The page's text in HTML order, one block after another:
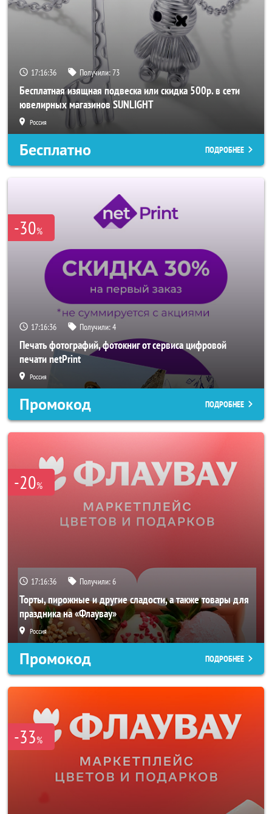
17:16:34 Получили:73
Бесплатная изящная подвеска или скидка 500р. в сети
ювелирных магазинов SUNLIGHT
Россия
Бесплатно ПОДРОБНЕЕ
-30%
17:16:34 Получили:4
Печать фотографий, фотокниг от сервиса цифровой
печати netPrint
Россия
Промокод ПОДРОБНЕЕ
-20%
17:16:34 Получили:6
Торты, пирожные и другие сладости, а также товары для
праздника на «Флаувау»
Россия
Промокод ПОДРОБНЕЕ
-33%